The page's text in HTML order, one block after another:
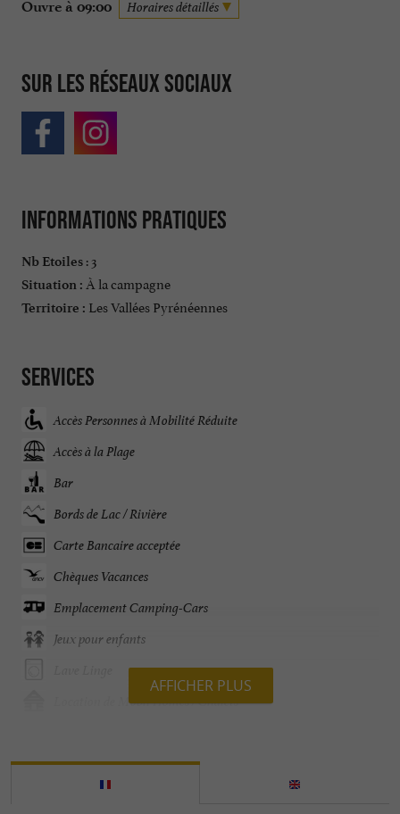
Ouvre à 09:00 Horaires détaillés
Sur les réseaux sociaux
Informations pratiques
Nb Etoiles : 3
Situation : À la campagne
Territoire : Les Vallées Pyrénéennes
Services
Accès Personnes à Mobilité Réduite
Accès à la Plage
Bar
Bords de Lac / Rivière
Carte Bancaire acceptée
Chèques Vacances
Emplacement Camping-Cars
Jeux pour enfants
Location de Mobil Homes / Chalets
Ouvert toute l'année
AFFICHER PLUS